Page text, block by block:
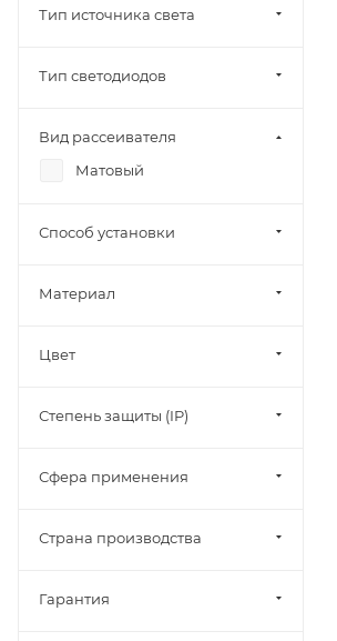
Тип источника света
Тип светодиодов
Вид рассеивателя
Матовый
Способ установки
Материал
Цвет
Степень защиты (IP)
Сфера применения
Страна производства
Гарантия